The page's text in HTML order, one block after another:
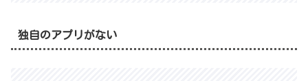
独自のアプリがない